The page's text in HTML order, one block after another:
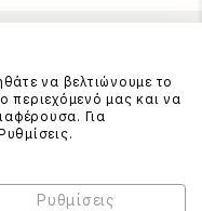
ΜΑΣ
από σταθερό)
να βελτιώνουμε το
μας και να
Για
Ρυθμίσεις